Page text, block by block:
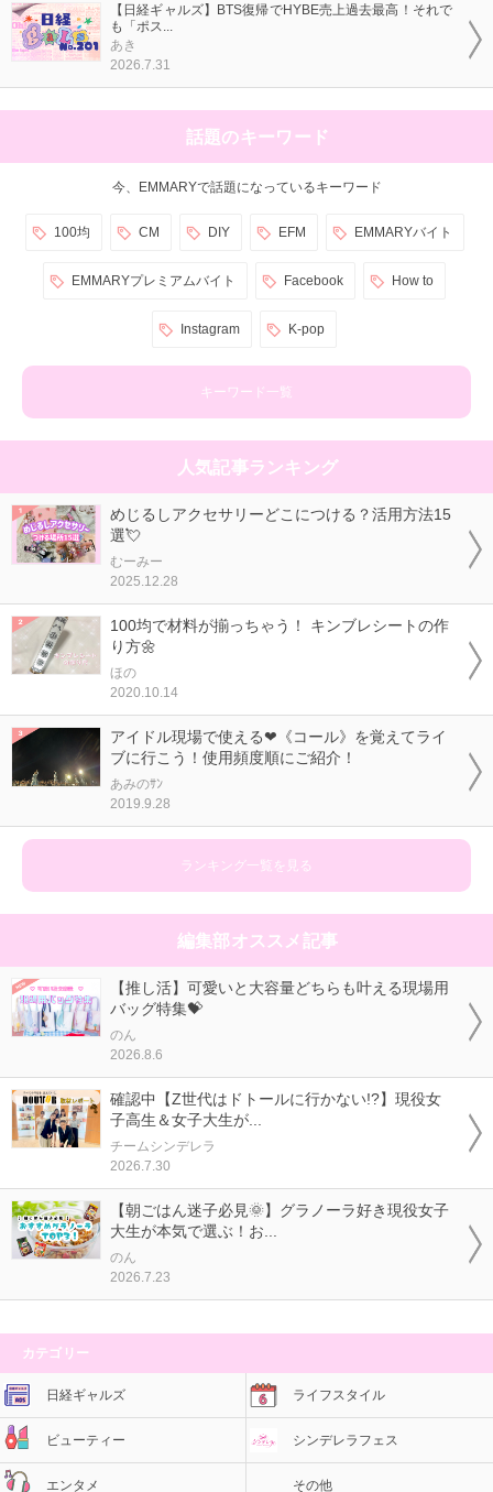
【日経ギャルズ】BTS復帰でHYBE売上過去最高！それで
も「ポス...
あき
2026.7.31
話題のキーワード
今、EMMARYで話題になっているキーワード
100均 CM DIY EFM EMMARYバイト
EMMARYプレミアムバイト Facebook How to
Instagram K-pop
キーワード一覧
人気記事ランキング
めじるしアクセサリーどこにつける？活用方法15
選💘
むーみー
2025.12.28
100均で材料が揃っちゃう！ キンブレシートの作
り方🌼
ほの
2020.10.14
アイドル現場で使える❤《コール》を覚えてライ
ブに行こう！使用頻度順にご紹介！
あみのｻﾝ
2019.9.28
ランキング一覧を見る
編集部オススメ記事
【推し活】可愛いと大容量どちらも叶える現場用
バッグ特集💝
のん
2026.8.6
確認中【Z世代はドトールに行かない!?】現役女
子高生＆女子大生が...
チームシンデレラ
2026.7.30
【朝ごはん迷子必見🌞】グラノーラ好き現役女子
大生が本気で選ぶ！お...
のん
2026.7.23
カテゴリー
日経ギャルズ ライフスタイル
ビューティー シンデレラフェス
エンタメ その他